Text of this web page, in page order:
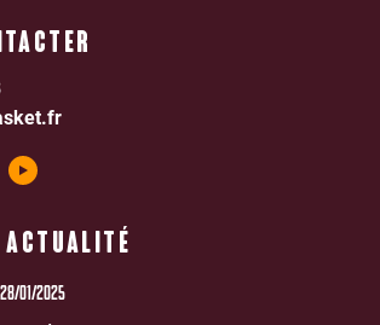
ACTUALITÉ
28/01/2025